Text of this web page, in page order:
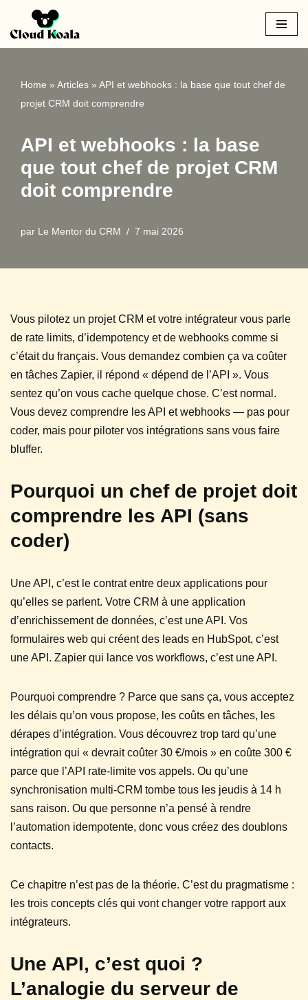
Aller
Home » Articles » API et webhooks : la base que tout chef de
projet CRM doit comprendre
API et webhooks : la base
que tout chef de projet CRM
doit comprendre
par Le Mentor du CRM 7 mai 2026
Vous pilotez un projet CRM et votre intégrateur vous parle
de rate limits, d’idempotency et de webhooks comme si
c’était du français. Vous demandez combien ça va coûter
en tâches Zapier, il répond « dépend de l’API ». Vous
sentez qu’on vous cache quelque chose. C’est normal.
Vous devez comprendre les API et webhooks — pas pour
coder, mais pour piloter vos intégrations sans vous faire
bluffer.
Pourquoi un chef de projet doit
comprendre les API (sans
coder)
Une API, c’est le contrat entre deux applications pour
qu’elles se parlent. Votre CRM à une application
d’enrichissement de données, c’est une API. Vos
formulaires web qui créent des leads en HubSpot, c’est
une API. Zapier qui lance vos workflows, c’est une API.
Pourquoi comprendre ? Parce que sans ça, vous acceptez
les délais qu’on vous propose, les coûts en tâches, les
dérapes d’intégration. Vous découvrez trop tard qu’une
intégration qui « devrait coûter 30 €/mois » en coûte 300 €
parce que l’API rate-limite vos appels. Ou qu’une
synchronisation multi-CRM tombe tous les jeudis à 14 h
sans raison. Ou que personne n’a pensé à rendre
l’automation idempotente, donc vous créez des doublons
contacts.
Ce chapitre n’est pas de la théorie. C’est du pragmatisme :
les trois concepts clés qui vont changer votre rapport aux
intégrateurs.
Une API, c’est quoi ?
L’analogie du serveur de